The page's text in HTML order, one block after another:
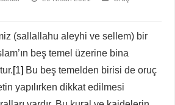
(sallallahu aleyhi ve sellem) bir
beş temel üzerine bina
[1] Bu beş temelden birisi de oruç
yapılırken dikkat edilmesi